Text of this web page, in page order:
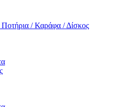
/ Καράφα / Δίσκος